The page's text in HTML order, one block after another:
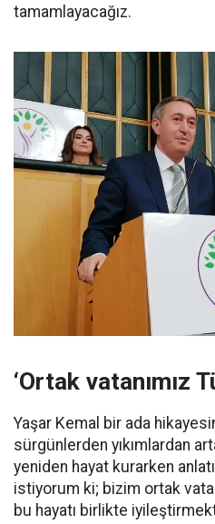
tamamlayacağız.
‘Ortak vatanımız
Yaşar Kemal bir ada
sürgünlerden yıkımlardan
yeniden hayat kurarken
istiyorum ki; bizim ortak
bu hayatı birlikte